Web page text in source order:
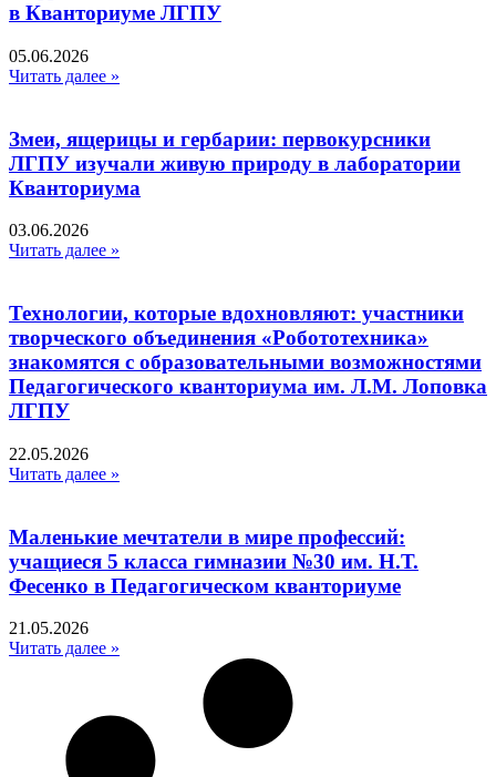
в Кванториуме ЛГПУ​
05.06.2026
Читать далее »
Змеи, ящерицы и гербарии: первокурсники
ЛГПУ изучали живую природу в лаборатории
Кванториума
03.06.2026
Читать далее »
Технологии, которые вдохновляют: участники
творческого объединения «Робототехника»
знакомятся с образовательными возможностями
Педагогического кванториума им. Л.М. Лоповка
ЛГПУ
22.05.2026
Читать далее »
Маленькие мечтатели в мире профессий:
учащиеся 5 класса гимназии №30 им. Н.Т.
Фесенко в Педагогическом кванториуме
21.05.2026
Читать далее »